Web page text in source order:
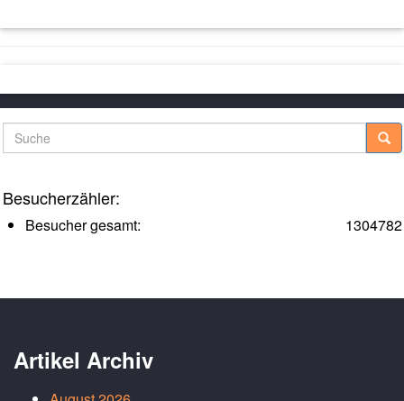
Suche
Besucherzähler:
1304782
Besucher gesamt:
Artikel Archiv